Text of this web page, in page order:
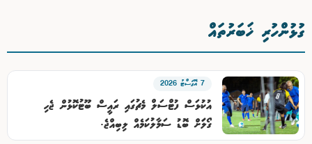
ގުޅުންހުރި ޚަބަރުތައް
7 އޮގަސްޓު 2026
އުކުޅަސް ފުޓްސަލް މެޗުގައި ރައީސް ބޫޓުކޮޅުން ޖެހި
ގޯލަަށް ބޮޑު ސަމާލުކަމެއް ލިބިއްޖެ.